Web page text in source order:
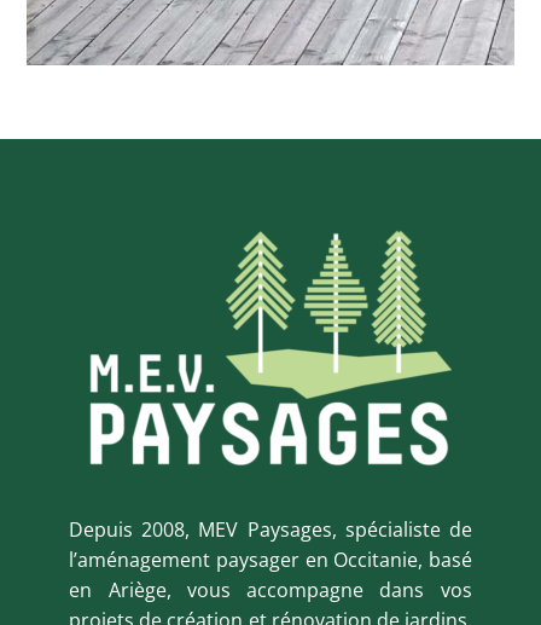
Depuis 2008, MEV Paysages, spécialiste de
l’aménagement paysager en Occitanie, basé
en Ariège, vous accompagne dans vos